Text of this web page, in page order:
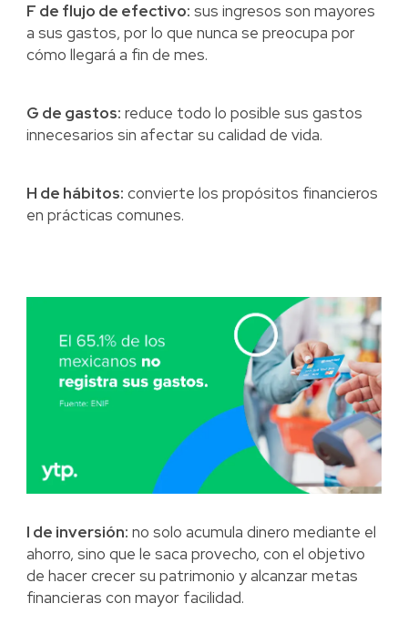
F de flujo de efectivo: sus ingresos son mayores
a sus gastos, por lo que nunca se preocupa por
cómo llegará a fin de mes.
G de gastos: reduce todo lo posible sus gastos
innecesarios sin afectar su calidad de vida.
H de hábitos: convierte los propósitos financieros
en prácticas comunes.
I de inversión: no solo acumula dinero mediante el
ahorro, sino que le saca provecho, con el objetivo
de hacer crecer su patrimonio y alcanzar metas
financieras con mayor facilidad.